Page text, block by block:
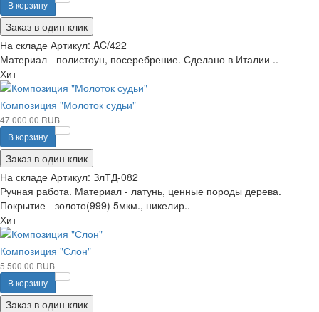
В корзину
Заказ в один клик
На складе Артикул: AC/422
Материал - полистоун, посеребрение. Сделано в Италии ..
Хит
Композиция "Молоток судьи"
47 000.00 RUB
В корзину
Заказ в один клик
На складе Артикул: ЗлТД-082
Ручная работа. Материал - латунь, ценные породы дерева.
Покрытие - золото(999) 5мкм., никелир..
Хит
Композиция "Слон"
5 500.00 RUB
В корзину
Заказ в один клик